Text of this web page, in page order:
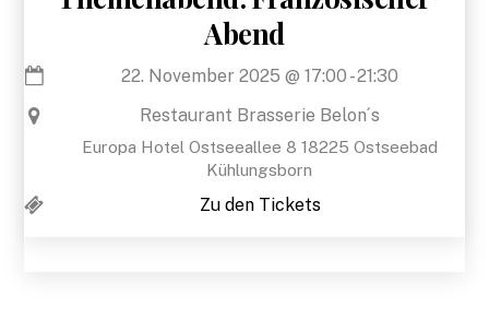
Abend
22. November 2025 @17:00 -21:30
Restaurant Brasserie Belon´s
Europa Hotel Ostseeallee 8 18225 Ostseebad
Kühlungsborn
Zu den Tickets